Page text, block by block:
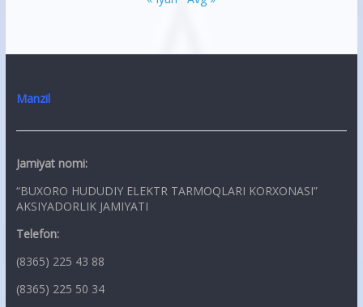
Manzil
Jamiyat nomi:
“BUXORO HUDUDIY ELEKTR TARMOQLARI KORXONASI”
AKSIYADORLIK JAMIYATI
Telefon:
(8365) 225 43 88
(8365) 225 50 34